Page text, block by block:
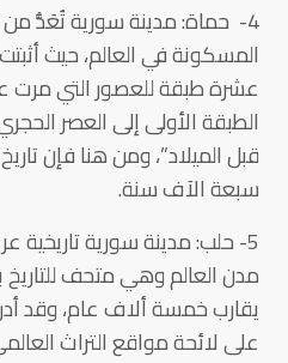
4- حماة: مدينة سورية تُعَدُّ
المسكونة في العالم، حيث
عشرة طبقة للعصور التي مرت
الطبقة الأولى إلى العصر
قبل الميلاد”، ومن هنا فإن
سبعة الآف سنة.
5- حلب: مدينة سورية تاريخية
مدن العالم وهي متحف للتاريخ
يقارب خمسة ألاف عام، وقد
على لائحة مواقع التراث